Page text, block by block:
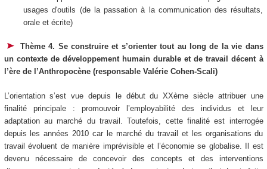
usages d'outils (de la passation à la communication des résultats,
orale et écrite)
Thème 4. Se construire et s’orienter tout au long de la vie dans
un contexte de développement humain durable et de travail décent à
l’ère de l’Anthropocène (responsable Valérie Cohen-Scali)
L’orientation s’est vue depuis le début du XXème siècle attribuer une
finalité principale : promouvoir l’employabilité des individus et leur
adaptation au marché du travail. Toutefois, cette finalité est interrogée
depuis les années 2010 car le marché du travail et les organisations du
travail évoluent de manière imprévisible et l’économie se globalise. Il est
devenu nécessaire de concevoir des concepts et des interventions